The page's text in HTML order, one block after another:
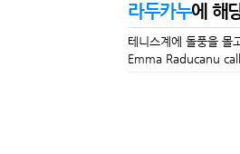
라두카누에 해
테니스계에 돌풍을
Emma Raducanu call